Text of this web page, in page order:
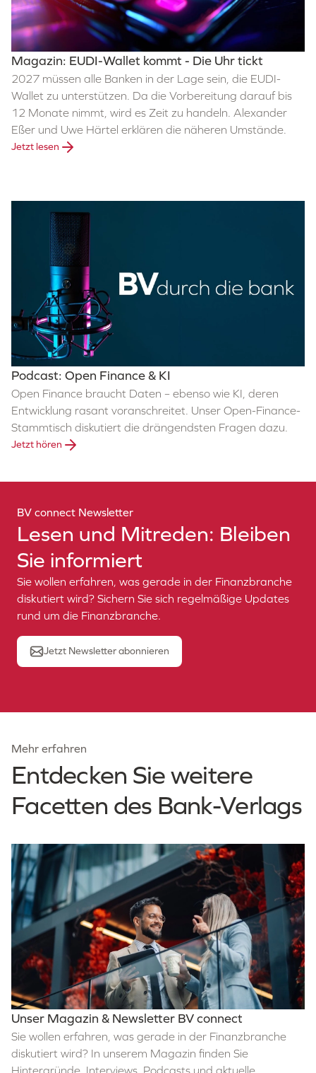
Magazin: EUDI-Wallet kommt - Die Uhr tickt
2027 müssen alle Banken in der Lage sein, die EUDI-
Wallet zu unterstützen. Da die Vorbereitung darauf bis
12 Monate nimmt, wird es Zeit zu handeln. Alexander
Eßer und Uwe Härtel erklären die näheren Umstände.
Jetzt lesen
Podcast: Open Finance & KI
Open Finance braucht Daten – ebenso wie KI, deren
Entwicklung rasant voranschreitet. Unser Open-Finance-
Stammtisch diskutiert die drängendsten Fragen dazu.
Jetzt hören
BV connect Newsletter
Lesen und Mitreden: Bleiben
Sie informiert
Sie wollen erfahren, was gerade in der Finanzbranche
diskutiert wird? Sichern Sie sich regelmäßige Updates
rund um die Finanzbranche.
Jetzt Newsletter abonnieren
Mehr erfahren
Entdecken Sie weitere
Facetten des Bank-Verlags
Unser Magazin & Newsletter BV connect
Sie wollen erfahren, was gerade in der Finanzbranche
diskutiert wird? In unserem Magazin finden Sie